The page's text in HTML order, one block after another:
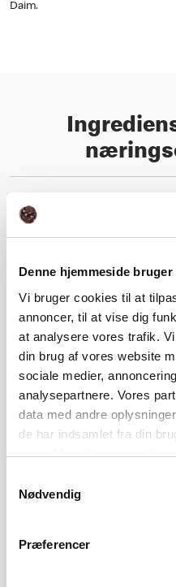
Denne hjemmeside
Vi bruger cookies til at
annoncer, til at vise dig
at analysere vores trafik.
din brug af vores website
sociale medier,
analysepartnere. Vores
data med andre
de har indsamlet fra din
samtykker til vores
Nødvendig
Præferencer
Daim.
Næringsindhold
Ingrediens- og